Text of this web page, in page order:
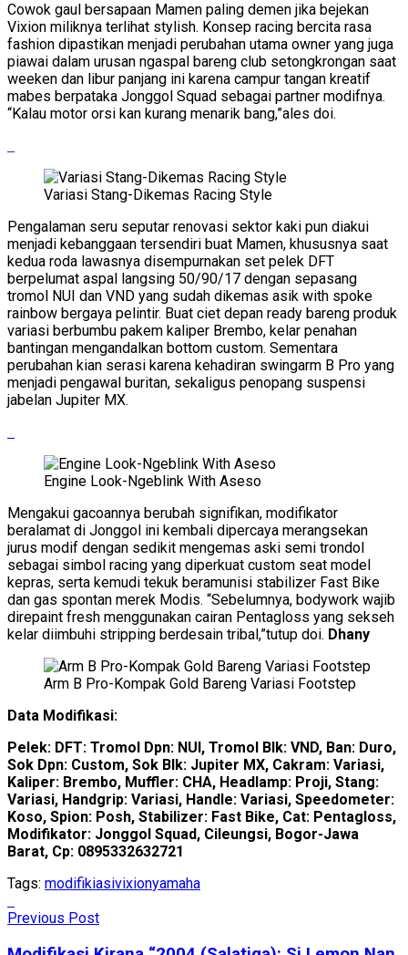
Cowok gaul bersapaan Mamen paling demen jika bejekan
Vixion miliknya terlihat stylish. Konsep racing bercita rasa
fashion dipastikan menjadi perubahan utama owner yang juga
piawai dalam urusan ngaspal bareng club setongkrongan saat
weeken dan libur panjang ini karena campur tangan kreatif
mabes berpataka Jonggol Squad sebagai partner modifnya.
“Kalau motor orsi kan kurang menarik bang,”ales doi.
Variasi Stang-Dikemas Racing Style
Pengalaman seru seputar renovasi sektor kaki pun diakui
menjadi kebanggaan tersendiri buat Mamen, khususnya saat
kedua roda lawasnya disempurnakan set pelek DFT
berpelumat aspal langsing 50/90/17 dengan sepasang
tromol NUI dan VND yang sudah dikemas asik with spoke
rainbow bergaya pelintir. Buat ciet depan ready bareng produk
variasi berbumbu pakem kaliper Brembo, kelar penahan
bantingan mengandalkan bottom custom. Sementara
perubahan kian serasi karena kehadiran swingarm B Pro yang
menjadi pengawal buritan, sekaligus penopang suspensi
jabelan Jupiter MX.
Engine Look-Ngeblink With Aseso
Mengakui gacoannya berubah signifikan, modifikator
beralamat di Jonggol ini kembali dipercaya merangsekan
jurus modif dengan sedikit mengemas aski semi trondol
sebagai simbol racing yang diperkuat custom seat model
kepras, serta kemudi tekuk beramunisi stabilizer Fast Bike
dan gas spontan merek Modis. “Sebelumnya, bodywork wajib
direpaint fresh menggunakan cairan Pentagloss yang sekseh
kelar diimbuhi stripping berdesain tribal,”tutup doi. Dhany
Arm B Pro-Kompak Gold Bareng Variasi Footstep
Data Modifikasi:
Pelek: DFT: Tromol Dpn: NUI, Tromol Blk: VND, Ban: Duro,
Sok Dpn: Custom, Sok Blk: Jupiter MX, Cakram: Variasi,
Kaliper: Brembo, Muffler: CHA, Headlamp: Proji, Stang:
Variasi, Handgrip: Variasi, Handle: Variasi, Speedometer:
Koso, Spion: Posh, Stabilizer: Fast Bike, Cat: Pentagloss,
Modifikator: Jonggol Squad, Cileungsi, Bogor-Jawa
Barat, Cp: 0895332632721
Tags: modifikiasivixionyamaha
Previous Post